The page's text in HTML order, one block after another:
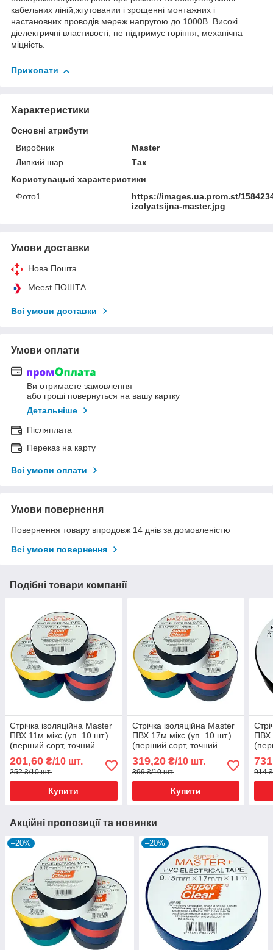
кабельних ліній,жгутовании і зрощенні монтажних і
настановних проводів мереж напругою до 1000В. Високі
діелектричні властивості, не підтримує горіння, механічна
міцність.
Приховати
Характеристики
Основні атрибути
Виробник
Master
Липкий шар
Так
Користувацькі характеристики
Фото1
https://images.ua.prom.st/
izolyatsijna-master.jpg
Умови доставки
Нова Пошта
Meest ПОШТА
Всі умови доставки
Умови оплати
Ви отримаєте замовлення
або гроші повернуться на вашу картку
Детальніше
Післяплата
Переказ на карту
Всі умови оплати
Умови повернення
Повернення товару впродовж 14 днів за домовленістю
Всі умови повернення
Подібні товари компанії
Стрічка ізоляційна Master
ПВХ 11м мікс (уп. 10 шт.)
(перший сорт, точний
метраж)
201,60 ₴/10 шт.
252 ₴/10 шт.
Купити
Стрічка ізоляційна Master
ПВХ 17м мікс (уп. 10 шт.)
(перший сорт, точний
метраж)
319,20₴/10 шт.
399 ₴/10 шт.
Купити
ПВХ
914
Акційні пропозиції та новинки
–20% –20%